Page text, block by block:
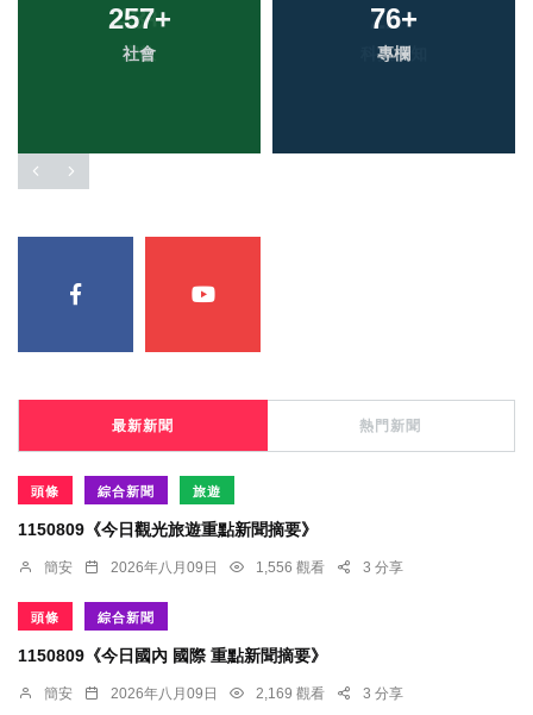
257+
社會
76+
專欄
最新新聞 熱門新聞
頭條 綜合新聞 旅遊
1150809《今日觀光旅遊重點新聞摘要》
簡安 2026年八月09日 1,556 觀看 3 分享
頭條 綜合新聞
1150809《今日國內 國際 重點新聞摘要》
簡安 2026年八月09日 2,169 觀看 3 分享